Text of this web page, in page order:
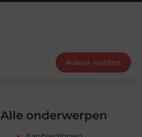
Auteur worden
Alle onderwerpen